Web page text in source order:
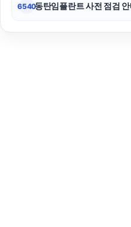
6540동탄임플란트 사전 점검